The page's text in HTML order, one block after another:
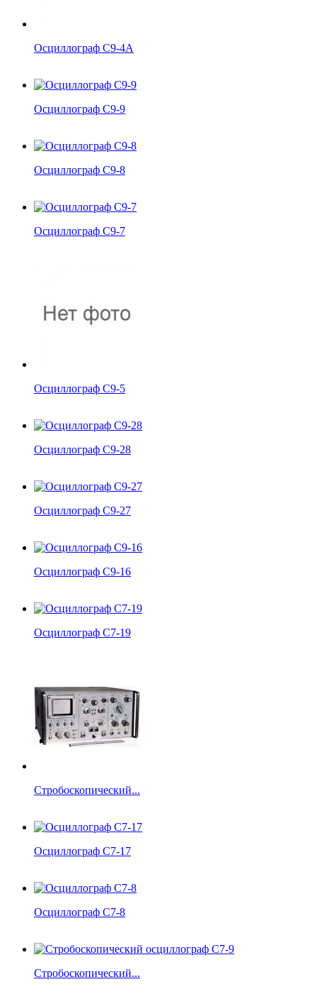
Осциллограф С9-4А
Осциллограф С9-9
Осциллограф С9-8
Осциллограф С9-7
Осциллограф С9-5
Осциллограф С9-28
Осциллограф С9-27
Осциллограф С9-16
Осциллограф С7-19
Стробоскопический...
Осциллограф С7-17
Осциллограф С7-8
Стробоскопический...